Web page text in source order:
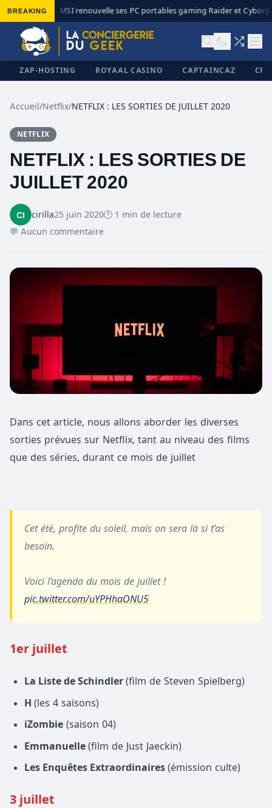
BREAKING MSI renouvelle ses PC portables gaming Raider et Cyborg
ZAP-HOSTING ROYAAL CASINO CAPTAINCAZ
Accueil/Netflix/NETFLIX : LES SORTIES DE JUILLET 2020
NETFLIX
NETFLIX : LES SORTIES DE
JUILLET 2020
cirilla25 juin 2020🕐 1 min de lecture
💬 Aucun commentaire
Dans cet article, nous allons aborder les diverses
sorties prévues sur Netflix, tant au niveau des films
que des séries, durant ce mois de juillet
Cet été, profite du soleil, mais on sera là si t’as
besoin.
Voici l’agenda du mois de juillet !
pic.twitter.com/uYPHhaONU5
1er juillet
La Liste de Schindler (film de Steven Spielberg)
H (les 4 saisons)
iZombie (saison 04)
Emmanuelle (film de Just Jaeckin)
Les Enquêtes Extraordinaires (émission culte)
3 juillet